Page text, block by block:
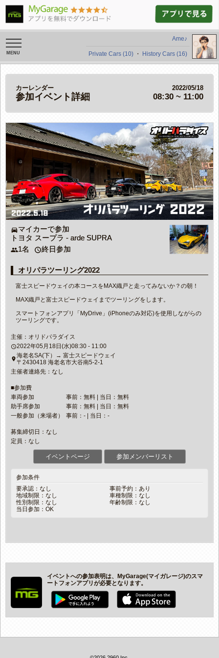
toggle
navigation
Ame♪
Private Cars (10) ・ History Cars (16)
カーレンダー 2022/05/18
参加イベント詳細 08:30 ~ 11:00
directions_carマイカーで参加
トヨタ スープラ - arde SUPRA
people1名 access_time終日参加
オリパラツーリング2022
富士スピードウェイの本コースをMAX織戸と走ってみないか？の朝！
MAX織戸と富士スピードウェイまでツーリングをします。
スマートフォンアプリ「MyDrive」(iPhoneのみ対応)を使用しながらの
ツーリングです。
主催：オリドパラダイス
access_time2022年05月18日(水)08:30 - 11:00
place海老名SA(下）→ 富士スピードウェイ
〒2430418 海老名市大谷南5-2-1
主催者連絡先：なし
■参加費
車両参加
事前：無料 | 当日：無料
助手席参加
事前：無料 | 当日：無料
一般参加（来場者）
事前：- | 当日：-
募集締切日：なし
定員：なし
イベントページ 参加メンバーリスト
参加条件
要承認：なし
事前予約：あり
地域制限：なし
車種制限：なし
性別制限：なし
年齢制限：なし
当日参加：OK
イベントへの参加表明は、MyGarage(マイガレージ)のスマ
ートフォンアプリが必要となります。